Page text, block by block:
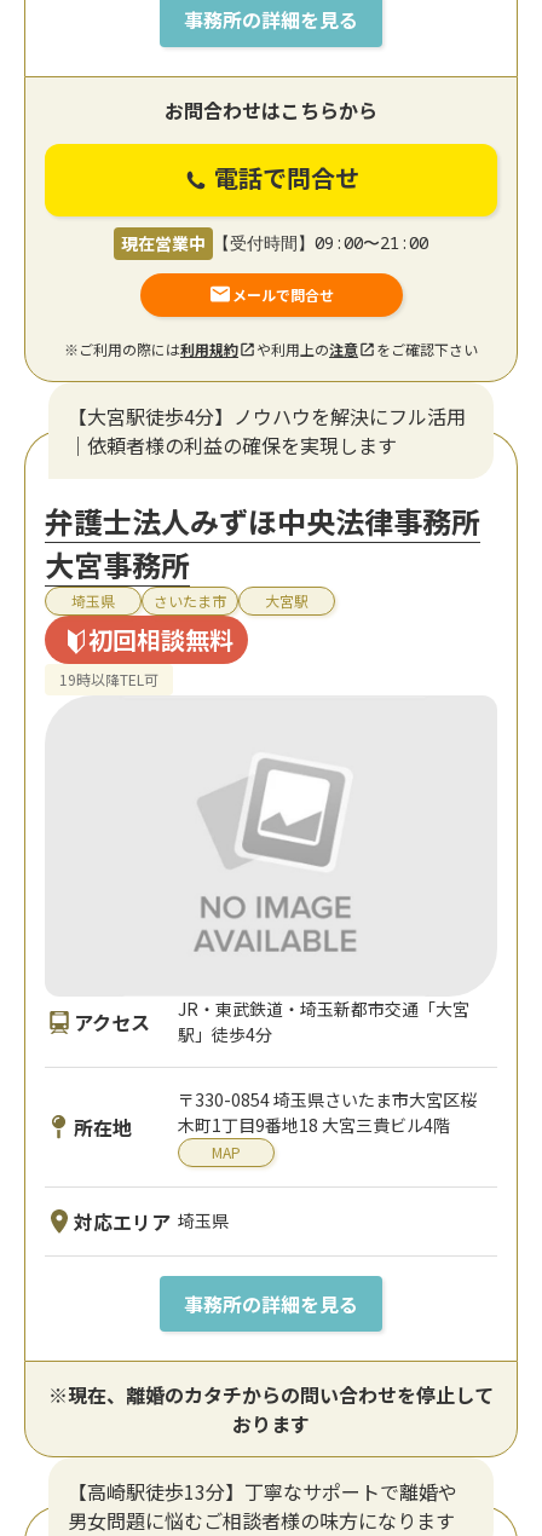
事務所の詳細を見る
お問合わせはこちらから
電話で問合せ
現在営業中 【受付時間】09:00〜21:00
メールで問合せ
※ご利用の際には利用規約 や利用上の注意 をご確認下さい
【大宮駅徒歩4分】ノウハウを解決にフル活用
｜依頼者様の利益の確保を実現します
弁護士法人みずほ中央法律事務所
大宮事務所
埼玉県 さいたま市 大宮駅
初回相談無料
19時以降TEL可
アクセス
JR・東武鉄道・埼玉新都市交通「大宮
駅」徒歩4分
所在地
〒330-0854 埼玉県さいたま市大宮区桜
木町1丁目9番地18 大宮三貴ビル4階
MAP
対応エリア 埼玉県
事務所の詳細を見る
※現在、離婚のカタチからの問い合わせを停止して
おります
【高崎駅徒歩13分】丁寧なサポートで離婚や
男女問題に悩むご相談者様の味方になります